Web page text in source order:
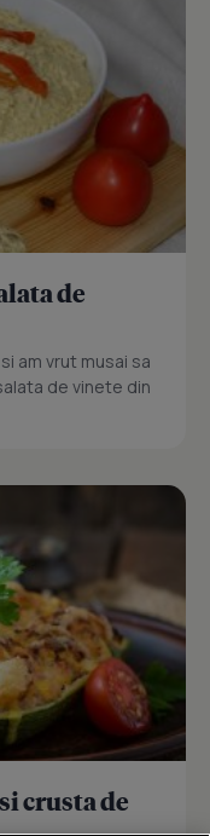
de
am vrut musai sa
de vinete din
crusta de